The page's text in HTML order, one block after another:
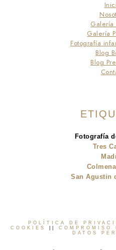
Galería
Galería
Fotografía
Blog
Blog
Fotografía
Tres
San Agustin
POLÍTICA DE
COOKIES
COMPROMISO
DATOS